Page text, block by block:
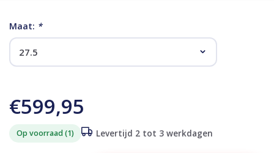
Maat: *
€599,95
Op voorraad (1) Levertijd 2 tot 3 werkdagen